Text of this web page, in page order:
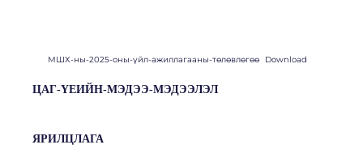
МШХ-ны-2025-оны-үйл-ажиллагааны-төлөвлөгөө Download
ЦАГ-ҮЕИЙН-МЭДЭЭ-МЭДЭЭЛЭЛ
ЯРИЛЦЛАГА